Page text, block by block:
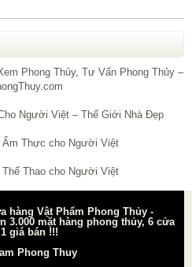
hàng Vật Phẩm Phong Thủy -
3.000 mặt hàng phong thủy, 6 cửa
giá bán !!!